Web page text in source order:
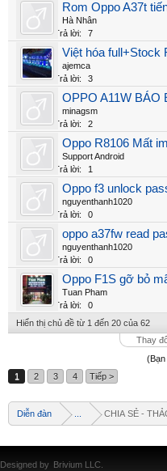
Rom Oppo A37t
Hà Nhân
Trả lời:
7
Việt hóa full+Stock
ajemca
Trả lời:
3
OPPO A11W BÁO
minagsm
Trả lời:
2
Oppo R8106 Mất
Support Android
Trả lời:
1
Oppo f3 unlock
nguyenthanh1020
Trả lời:
0
oppo a37fw read
nguyenthanh1020
Trả lời:
0
Oppo F1S gỡ bỏ
Tuan Pham
Trả lời:
0
Hiển thị chủ đề từ 1 đến 20 của 62
Thay
1
2 3 4 Tiếp >
Diễn đàn CHIA SẺ -
Designed by Brivium LLC.